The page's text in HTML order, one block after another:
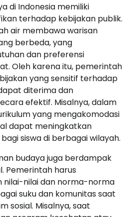
di Indonesia memiliki
terhadap kebijakan publik.
air membawa warisan
berbeda, yang
dan preferensi
Oleh karena itu, pemerintah
yang sensitif terhadap
diterima dan
efektif. Misalnya, dalam
yang mengakomodasi
dapat meningkatkan
siswa di berbagai wilayah.
budaya juga berdampak
Pemerintah harus
nilai dan norma-norma
suku dan komunitas saat
sosial. Misalnya, saat